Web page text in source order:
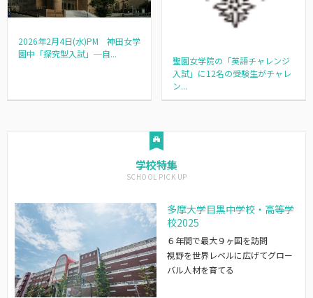
2026年2月4日(水)PM 神田女学
園中「探究型入試」─自...
聖園女学院の「英語チャレンジ
入試」に12名の受験生がチャレ
ン...
学校特集
多摩大学目黒中学校・高等学
校2025
６年間で最大９ヶ国を訪問
視野を世界レベルに広げてグロー
バル人材を育てる